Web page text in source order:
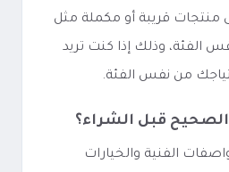
منتجات قريبة أو مكملة مثل
وذلك إذا كنت تريد
من نفس الفئة.
قبل الشراء؟
الفنية والخيارات